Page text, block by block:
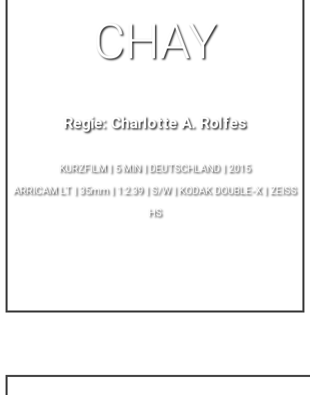
CHAY
Regie: Charlotte A. Rolfes
KURZFILM | 5 MIN | DEUTSCHLAND | 2015
ARRICAM LT | 35mm | 1:2.39 | S/W | KODAK DOUBLE-X | ZEISS
HS